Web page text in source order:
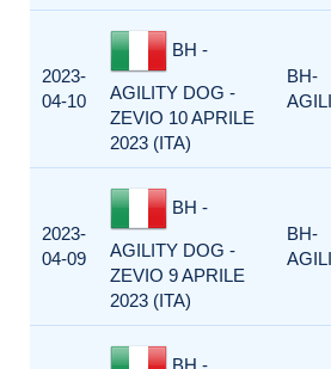
2023-
04-10
BH -
AGILITY DOG -
ZEVIO 10 APRILE
2023 (ITA)
BH-
2023-
04-09
BH -
AGILITY DOG -
ZEVIO 9 APRILE
2023 (ITA)
BH-
BH -